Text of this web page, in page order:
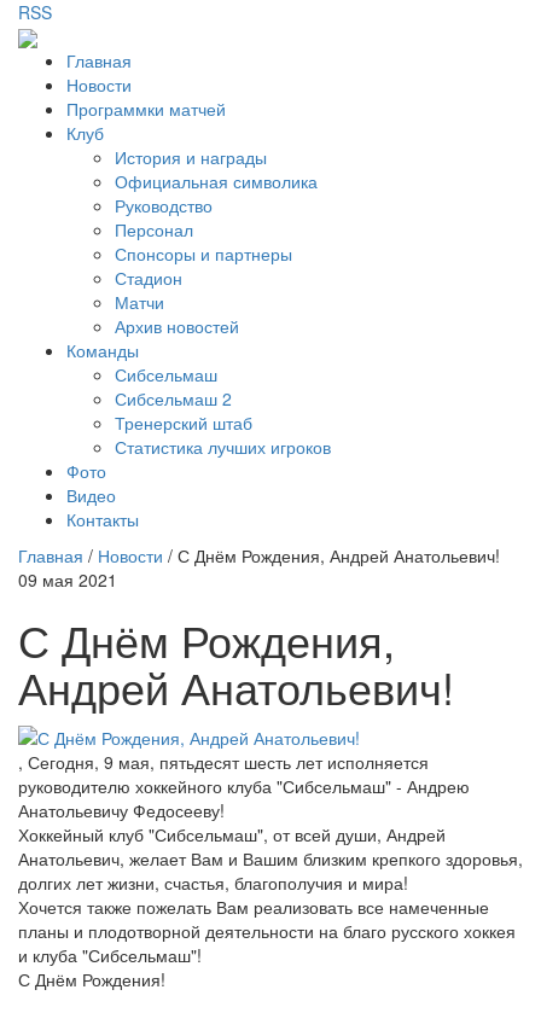
RSS
Главная
Новости
Программки матчей
Клуб
История и награды
Официальная символика
Руководство
Персонал
Спонсоры и партнеры
Стадион
Матчи
Архив новостей
Команды
Сибсельмаш
Сибсельмаш 2
Тренерский штаб
Статистика лучших игроков
Фото
Видео
Контакты
Главная / Новости / С Днём Рождения, Андрей Анатольевич!
09 мая 2021
С Днём Рождения,
Андрей Анатольевич!
, Сегодня, 9 мая, пятьдесят шесть лет исполняется
руководителю хоккейного клуба "Сибсельмаш" - Андрею
Анатольевичу Федосееву!
Хоккейный клуб "Сибсельмаш", от всей души, Андрей
Анатольевич, желает Вам и Вашим близким крепкого здоровья,
долгих лет жизни, счастья, благополучия и мира!
Хочется также пожелать Вам реализовать все намеченные
планы и плодотворной деятельности на благо русского хоккея
и клуба "Сибсельмаш"!
С Днём Рождения!